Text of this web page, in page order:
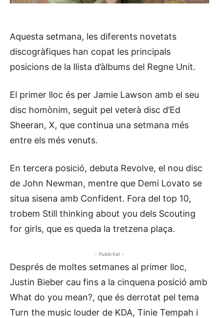
Aquesta setmana, les diferents novetats
discogràfiques han copat les principals
posicions de la llista d’àlbums del Regne Unit.
El primer lloc és per Jamie Lawson amb el seu
disc homònim, seguit pel veterà disc d’Ed
Sheeran, X, que continua una setmana més
entre els més venuts.
En tercera posició, debuta Revolve, el nou disc
de John Newman, mentre que Demi Lovato se
situa sisena amb Confident. Fora del top 10,
trobem Still thinking about you dels Scouting
for girls, que es queda la tretzena plaça.
- Publicitat -
Després de moltes setmanes al primer lloc,
Justin Bieber cau fins a la cinquena posició amb
What do you mean?, que és derrotat pel tema
Turn the music louder de KDA, Tinie Tempah i